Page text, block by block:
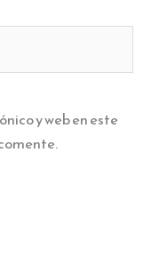
y web en este